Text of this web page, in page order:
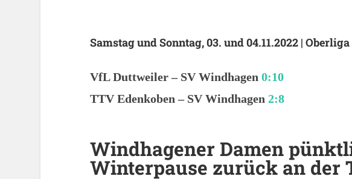
Samstag und Sonntag, 03. und 04.11.2022 |
VfL Duttweiler – SV Windhagen 0:10
TTV Edenkoben – SV Windhagen 2:8
Windhagener Damen
Winterpause zurück an der